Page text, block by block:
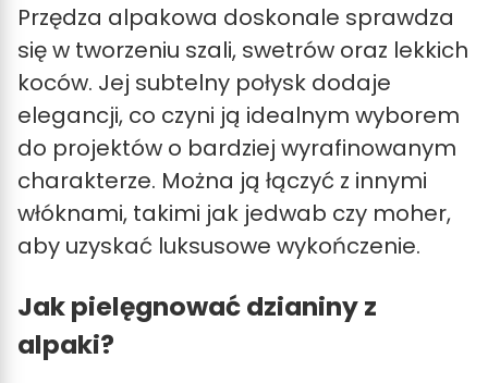
Przędza alpakowa doskonale sprawdza
się w tworzeniu szali, swetrów oraz lekkich
koców. Jej subtelny połysk dodaje
elegancji, co czyni ją idealnym wyborem
do projektów o bardziej wyrafinowanym
charakterze. Można ją łączyć z innymi
włóknami, takimi jak jedwab czy moher,
aby uzyskać luksusowe wykończenie.
Jak pielęgnować dzianiny z
alpaki?